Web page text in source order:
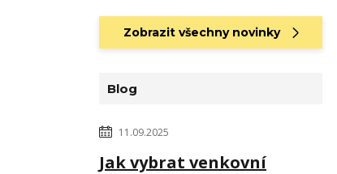
Zobrazit všechny novinky
Blog
11.09.2025
Jak vybrat venkovní